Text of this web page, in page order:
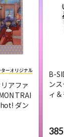
アファ
TRAI
ダン
B-
ン
ィ
385